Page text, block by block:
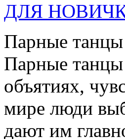
ДЛЯ
Парные танцы
Парные
объятиях,
мире люди
дают им